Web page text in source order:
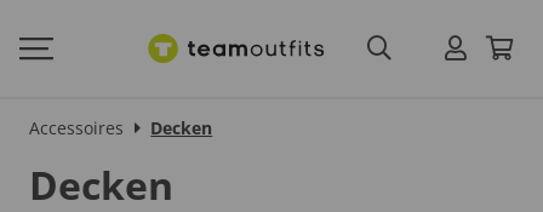
Accessoires Decken
Decken